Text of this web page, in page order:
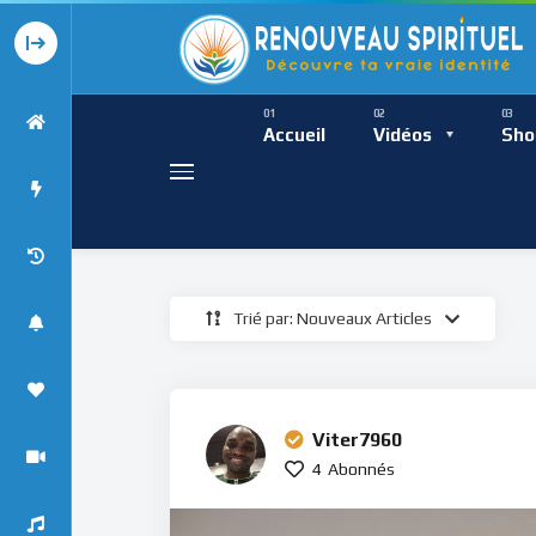
Accueil Vidéos
Présence
Présence
Trié par: Nouveaux Articles
Viter7960
4 Abonnés